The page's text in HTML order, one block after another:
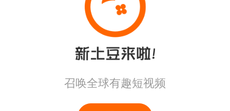
召唤全球有趣短视频